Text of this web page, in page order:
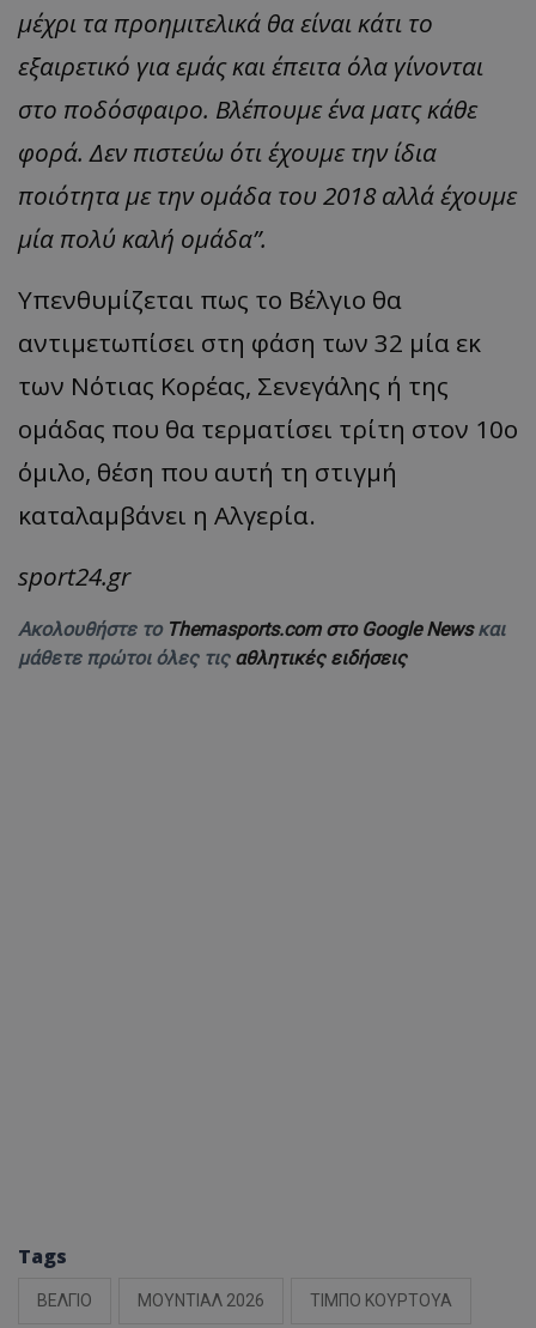
μέχρι τα προημιτελικά θα είναι κάτι το
εξαιρετικό για εμάς και έπειτα όλα γίνονται
στο ποδόσφαιρο. Βλέπουμε ένα ματς κάθε
φορά. Δεν πιστεύω ότι έχουμε την ίδια
ποιότητα με την ομάδα του 2018 αλλά έχουμε
μία πολύ καλή ομάδα”.
Υπενθυμίζεται πως το Βέλγιο θα
αντιμετωπίσει στη φάση των 32 μία εκ
των Νότιας Κορέας, Σενεγάλης ή της
ομάδας που θα τερματίσει τρίτη στον 10ο
όμιλο, θέση που αυτή τη στιγμή
καταλαμβάνει η Αλγερία.
sport24.gr
Ακολουθήστε το Themasports.com στο Google Newsκαι
μάθετε πρώτοι όλες τις αθλητικές ειδήσεις
Tags
ΒΕΛΓΙΟ ΜΟΥΝΤΙΑΛ 2026 ΤΙΜΠΟ ΚΟΥΡΤΟΥΑ